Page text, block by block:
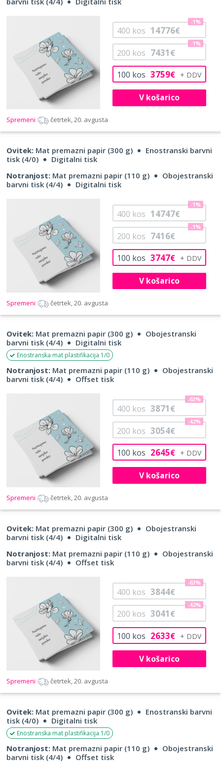
100 kos 3759€
200 kos 7431€
-1%
400 kos 14776€
-1%
V košarico
Spremeni četrtek, 20. avgusta
Ovitek: Mat premazni papir (300 g)
Enostranski barvni
tisk (4/0)
Digitalni tisk
Notranjost: Mat premazni papir (110 g)
Obojestranski
barvni tisk (4/4)
Digitalni tisk
100 kos 3747€
200 kos 7416€
-1%
400 kos 14747€
-1%
V košarico
Spremeni četrtek, 20. avgusta
Ovitek: Mat premazni papir (300 g)
Obojestranski
barvni tisk (4/4)
Digitalni tisk
Enostranska mat plastifikacija 1/0
Notranjost: Mat premazni papir (110 g)
Obojestranski
barvni tisk (4/4)
Offset tisk
100 kos 2645€
200 kos 3054€
-42%
400 kos 3871€
-63%
V košarico
Spremeni četrtek, 20. avgusta
Ovitek: Mat premazni papir (300 g)
Obojestranski
barvni tisk (4/4)
Digitalni tisk
Notranjost: Mat premazni papir (110 g)
Obojestranski
barvni tisk (4/4)
Offset tisk
100 kos 2633€
200 kos 3041€
-42%
400 kos 3844€
-63%
V košarico
Spremeni četrtek, 20. avgusta
Ovitek: Mat premazni papir (300 g)
Enostranski barvni
tisk (4/0)
Digitalni tisk
Enostranska mat plastifikacija 1/0
Notranjost: Mat premazni papir (110 g)
Obojestranski
barvni tisk (4/4)
Offset tisk